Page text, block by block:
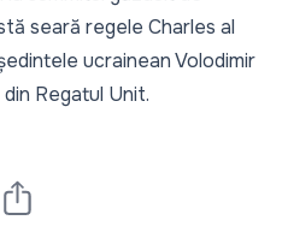
seară regele Charles al
ucrainean Volodimir
Regatul Unit.